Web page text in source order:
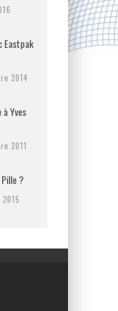
Eastpak
2014
Yves
2011
?